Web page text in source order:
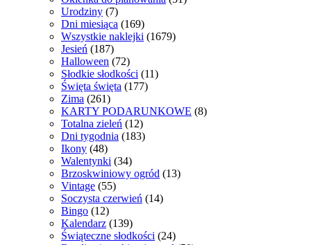
Urodziny (7)
Dni miesiąca (169)
Wszystkie naklejki (1679)
Jesień (187)
Halloween (72)
Słodkie słodkości (11)
Święta święta (177)
Zima (261)
KARTY PODARUNKOWE (8)
Totalna zieleń (12)
Dni tygodnia (183)
Ikony (48)
Walentynki (34)
Brzoskwiniowy ogród (13)
Vintage (55)
Soczysta czerwień (14)
Bingo (12)
Kalendarz (139)
Świąteczne słodkości (24)